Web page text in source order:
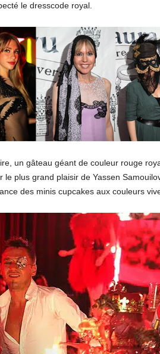
le dresscode royal.
un gâteau géant de couleur rouge
plus grand plaisir de Yassen
des minis cupcakes aux couleurs